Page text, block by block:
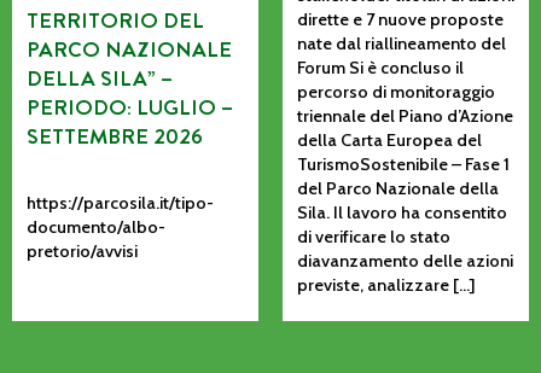
TERRITORIO DEL
PARCO NAZIONALE
DELLA SILA” –
PERIODO: LUGLIO –
SETTEMBRE 2026
https://parcosila.it/tipo-
documento/albo-
pretorio/avvisi
dirette e 7 nuove proposte
nate dal riallineamento del
Forum Si è concluso il
percorso di monitoraggio
triennale del Piano d’Azione
della Carta Europea del
TurismoSostenibile – Fase 1
del Parco Nazionale della
Sila. Il lavoro ha consentito
di verificare lo stato
diavanzamento delle azioni
previste, analizzare […]